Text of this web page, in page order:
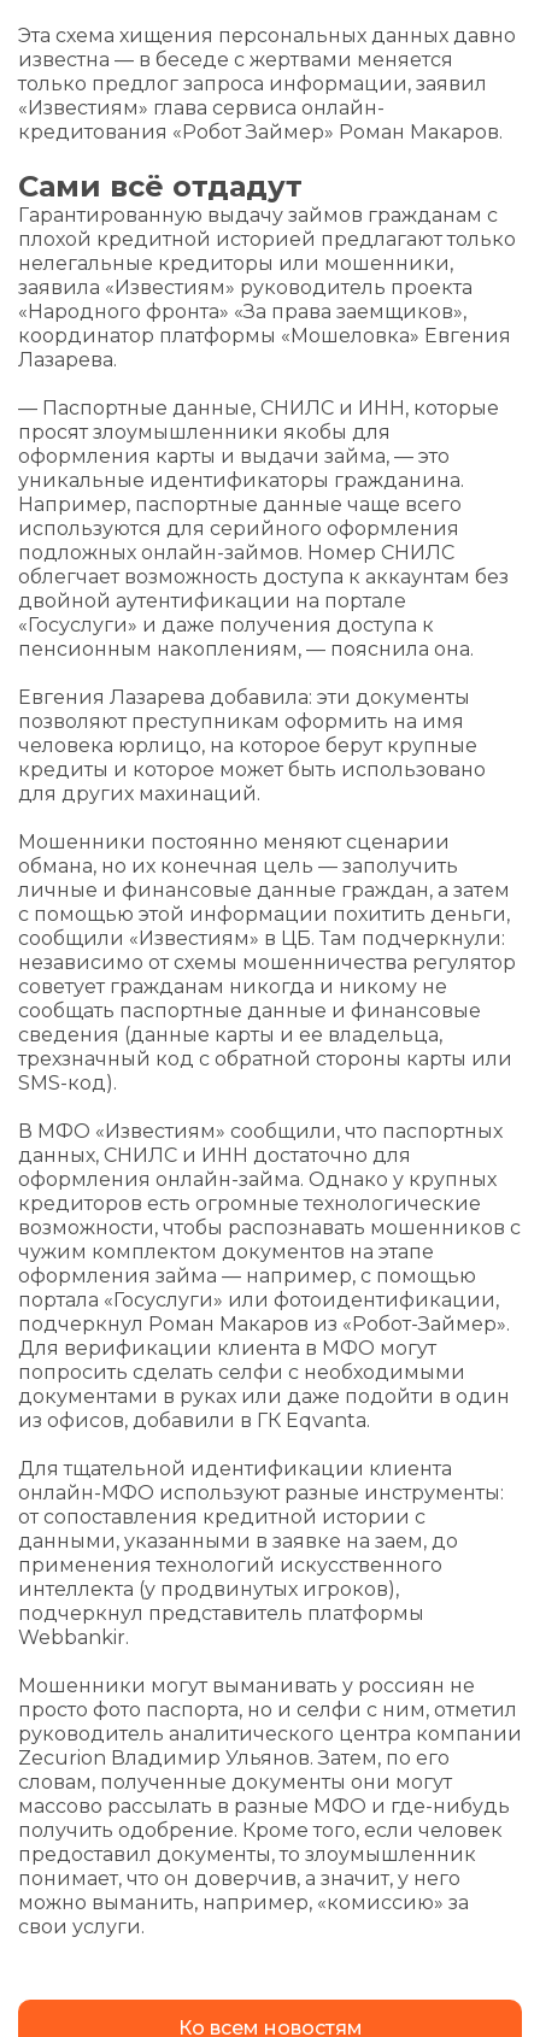
Эта схема хищения персональных данных давно
известна — в беседе с жертвами меняется
только предлог запроса информации, заявил
«Известиям» глава сервиса онлайн-
кредитования «Робот Займер» Роман Макаров.
Сами всё отдадут
Гарантированную выдачу займов гражданам с
плохой кредитной историей предлагают только
нелегальные кредиторы или мошенники,
заявила «Известиям» руководитель проекта
«Народного фронта» «За права заемщиков»,
координатор платформы «Мошеловка» Евгения
Лазарева.
— Паспортные данные, СНИЛС и ИНН, которые
просят злоумышленники якобы для
оформления карты и выдачи займа, — это
уникальные идентификаторы гражданина.
Например, паспортные данные чаще всего
используются для серийного оформления
подложных онлайн-займов. Номер СНИЛС
облегчает возможность доступа к аккаунтам без
двойной аутентификации на портале
«Госуслуги» и даже получения доступа к
пенсионным накоплениям, — пояснила она.
Евгения Лазарева добавила: эти документы
позволяют преступникам оформить на имя
человека юрлицо, на которое берут крупные
кредиты и которое может быть использовано
для других махинаций.
Мошенники постоянно меняют сценарии
обмана, но их конечная цель — заполучить
личные и финансовые данные граждан, а затем
с помощью этой информации похитить деньги,
сообщили «Известиям» в ЦБ. Там подчеркнули:
независимо от схемы мошенничества регулятор
советует гражданам никогда и никому не
сообщать паспортные данные и финансовые
сведения (данные карты и ее владельца,
трехзначный код с обратной стороны карты или
SMS-код).
В МФО «Известиям» сообщили, что паспортных
данных, СНИЛС и ИНН достаточно для
оформления онлайн-займа. Однако у крупных
кредиторов есть огромные технологические
возможности, чтобы распознавать мошенников с
чужим комплектом документов на этапе
оформления займа — например, с помощью
портала «Госуслуги» или фотоидентификации,
подчеркнул Роман Макаров из «Робот-Займер».
Для верификации клиента в МФО могут
попросить сделать селфи с необходимыми
документами в руках или даже подойти в один
из офисов, добавили в ГК Eqvanta.
Для тщательной идентификации клиента
онлайн-МФО используют разные инструменты:
от сопоставления кредитной истории с
данными, указанными в заявке на заем, до
применения технологий искусственного
интеллекта (у продвинутых игроков),
подчеркнул представитель платформы
Webbankir.
Мошенники могут выманивать у россиян не
просто фото паспорта, но и селфи с ним, отметил
руководитель аналитического центра компании
Zecurion Владимир Ульянов. Затем, по его
словам, полученные документы они могут
массово рассылать в разные МФО и где-нибудь
получить одобрение. Кроме того, если человек
предоставил документы, то злоумышленник
понимает, что он доверчив, а значит, у него
можно выманить, например, «комиссию» за
свои услуги.
Ко всем новостям